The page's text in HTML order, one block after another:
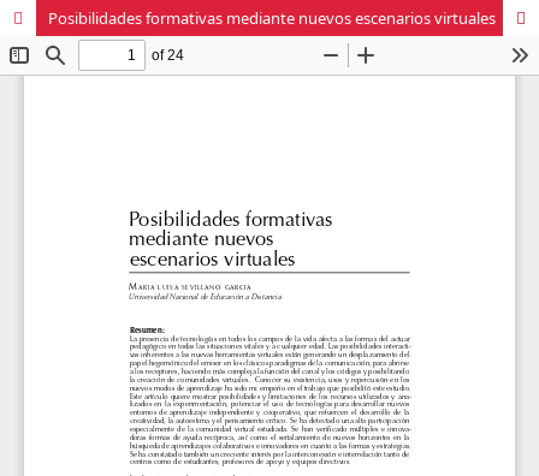
Posibilidades formativas mediante nuevos escenarios virtuales